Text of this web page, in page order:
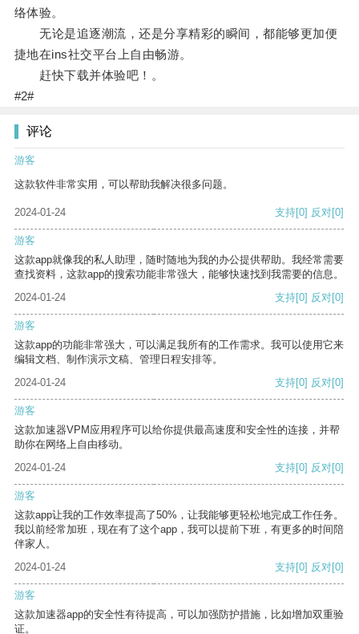
络体验。
无论是追逐潮流，还是分享精彩的瞬间，都能够更加便
捷地在ins社交平台上自由畅游。
赶快下载并体验吧！。
#2#
评论
游客
这款软件非常实用，可以帮助我解决很多问题。
2024-01-24 支持[0] 反对[0]
游客
这款app就像我的私人助理，随时随地为我的办公提供帮助。我经常需要
查找资料，这款app的搜索功能非常强大，能够快速找到我需要的信息。
2024-01-24
支持[0] 反对[0]
游客
这款app的功能非常强大，可以满足我所有的工作需求。我可以使用它来
编辑文档、制作演示文稿、管理日程安排等。
2024-01-24
支持[0] 反对[0]
游客
这款加速器VPM应用程序可以给你提供最高速度和安全性的连接，并帮
助你在网络上自由移动。
2024-01-24
支持[0] 反对[0]
游客
这款app让我的工作效率提高了50%，让我能够更轻松地完成工作任务。
我以前经常加班，现在有了这个app，我可以提前下班，有更多的时间陪
伴家人。
2024-01-24
支持[0] 反对[0]
游客
这款加速器app的安全性有待提高，可以加强防护措施，比如增加双重验
证。